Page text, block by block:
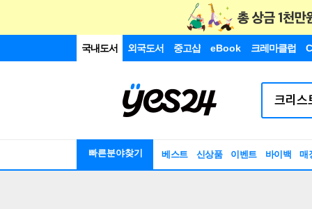
국내도서 외국도서 중고샵 eBook 크레마클럽
빠른분야찾기 베스트 신상품 이벤트 바이백 매